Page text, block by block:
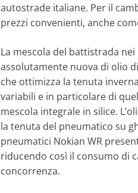
autostrade italiane. Per il
prezzi convenienti, anche
La mescola del battistrada
assolutamente nuova di olio
che ottimizza la tenuta
variabili e in particolare di
mescola integrale in silice.
la tenuta del pneumatico su
pneumatici Nokian WR
riducendo così il consumo di
concorrenza.